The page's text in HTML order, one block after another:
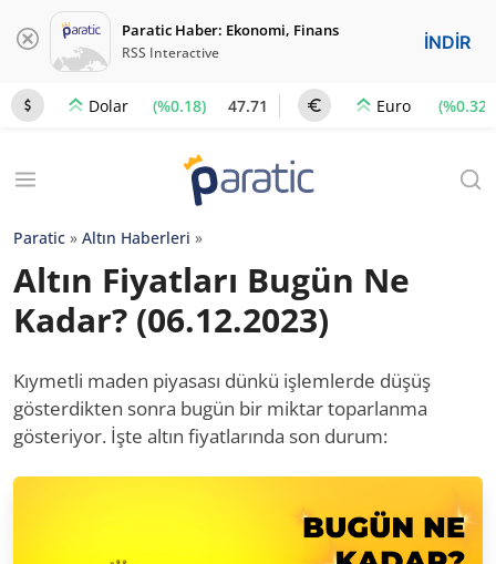
Paratic Haber: Ekonomi, Finans
RSS Interactive İNDİR
Dolar (%0.18) 47.71 Euro (%0.32)
Paratic » Altın Haberleri »
Altın Fiyatları Bugün Ne
Kadar? (06.12.2023)
Kıymetli maden piyasası dünkü işlemlerde düşüş
gösterdikten sonra bugün bir miktar toparlanma
gösteriyor. İşte altın fiyatlarında son durum: